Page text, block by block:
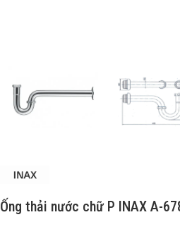
Ống thải nước chữ P INAX A-